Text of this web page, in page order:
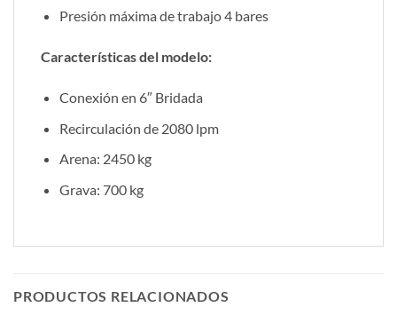
Presión máxima de trabajo 4 bares
Características del modelo:
Conexión en 6″ Bridada
Recirculación de 2080 lpm
Arena: 2450 kg
Grava: 700 kg
PRODUCTOS RELACIONADOS